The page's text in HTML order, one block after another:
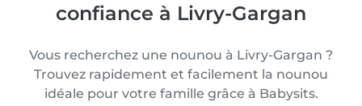
confiance à Livry-Gargan
Vous recherchez une nounou à Livry-Gargan ?
Trouvez rapidement et facilement la nounou
idéale pour votre famille grâce à Babysits.